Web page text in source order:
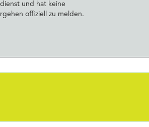
und hat keine
offiziell zu melden.